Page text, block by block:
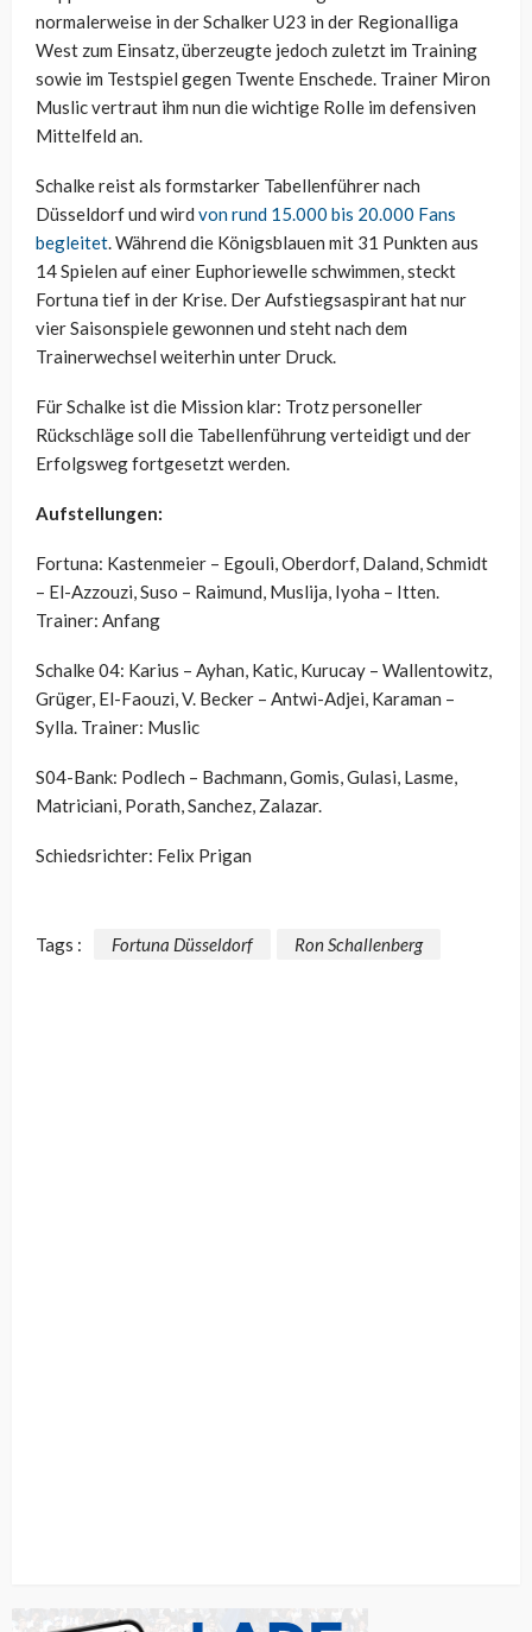
normalerweise in der Schalker U23 in der Regionalliga
West zum Einsatz, überzeugte jedoch zuletzt im Training
sowie im Testspiel gegen Twente Enschede. Trainer Miron
Muslic vertraut ihm nun die wichtige Rolle im defensiven
Mittelfeld an.
Schalke reist als formstarker Tabellenführer nach
Düsseldorf und wird von rund 15.000 bis 20.000 Fans
begleitet. Während die Königsblauen mit 31 Punkten aus
14 Spielen auf einer Euphoriewelle schwimmen, steckt
Fortuna tief in der Krise. Der Aufstiegsaspirant hat nur
vier Saisonspiele gewonnen und steht nach dem
Trainerwechsel weiterhin unter Druck.
Für Schalke ist die Mission klar: Trotz personeller
Rückschläge soll die Tabellenführung verteidigt und der
Erfolgsweg fortgesetzt werden.
Aufstellungen:
Fortuna: Kastenmeier – Egouli, Oberdorf, Daland, Schmidt
– El-Azzouzi, Suso – Raimund, Muslija, Iyoha – Itten.
Trainer: Anfang
Schalke 04: Karius – Ayhan, Katic, Kurucay – Wallentowitz,
Grüger, El-Faouzi, V. Becker – Antwi-Adjei, Karaman –
Sylla. Trainer: Muslic
S04-Bank: Podlech – Bachmann, Gomis, Gulasi, Lasme,
Matriciani, Porath, Sanchez, Zalazar.
Schiedsrichter: Felix Prigan
Tags : Fortuna Düsseldorf Ron Schallenberg